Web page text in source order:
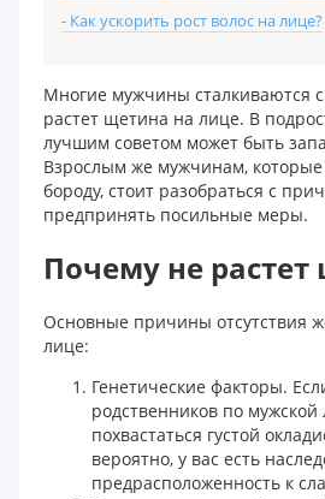
- Как ускорить рост волос на лице?
Многие мужчины сталкиваются
растет щетина на лице. В
лучшим советом может быть
Взрослым же мужчинам, которые
бороду, стоит разобраться с
предпринять посильные меры.
Почему не растет
Основные причины отсутствия
лице:
Генетические факторы.
родственников по
похвастаться густой
вероятно, у вас есть
предрасположенность к